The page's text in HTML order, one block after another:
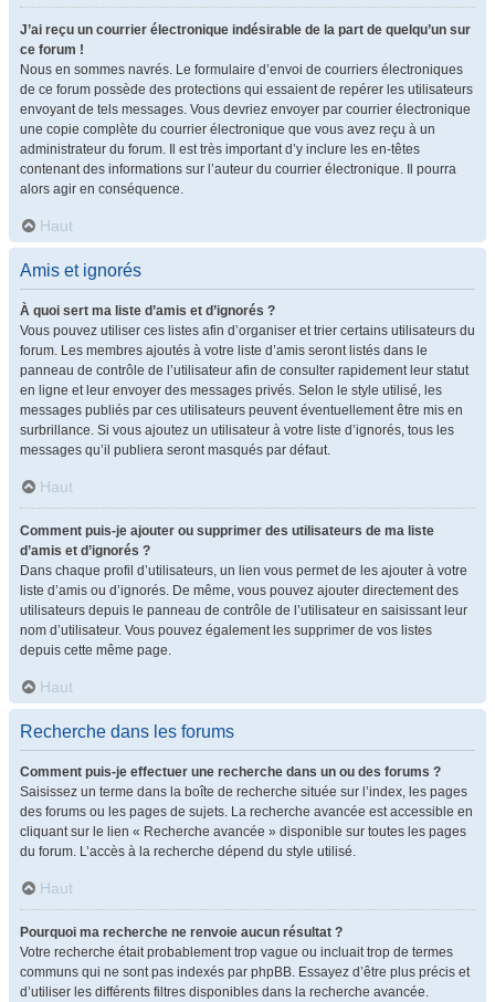
J’ai reçu un courrier électronique indésirable de la part de quelqu’un sur
ce forum !
Nous en sommes navrés. Le formulaire d’envoi de courriers électroniques
de ce forum possède des protections qui essaient de repérer les utilisateurs
envoyant de tels messages. Vous devriez envoyer par courrier électronique
une copie complète du courrier électronique que vous avez reçu à un
administrateur du forum. Il est très important d’y inclure les en-têtes
contenant des informations sur l’auteur du courrier électronique. Il pourra
alors agir en conséquence.
Haut
Amis et ignorés
À quoi sert ma liste d’amis et d’ignorés ?
Vous pouvez utiliser ces listes afin d’organiser et trier certains utilisateurs du
forum. Les membres ajoutés à votre liste d’amis seront listés dans le
panneau de contrôle de l’utilisateur afin de consulter rapidement leur statut
en ligne et leur envoyer des messages privés. Selon le style utilisé, les
messages publiés par ces utilisateurs peuvent éventuellement être mis en
surbrillance. Si vous ajoutez un utilisateur à votre liste d’ignorés, tous les
messages qu’il publiera seront masqués par défaut.
Haut
Comment puis-je ajouter ou supprimer des utilisateurs de ma liste
d’amis et d’ignorés ?
Dans chaque profil d’utilisateurs, un lien vous permet de les ajouter à votre
liste d’amis ou d’ignorés. De même, vous pouvez ajouter directement des
utilisateurs depuis le panneau de contrôle de l’utilisateur en saisissant leur
nom d’utilisateur. Vous pouvez également les supprimer de vos listes
depuis cette même page.
Haut
Recherche dans les forums
Comment puis-je effectuer une recherche dans un ou des forums ?
Saisissez un terme dans la boîte de recherche située sur l’index, les pages
des forums ou les pages de sujets. La recherche avancée est accessible en
cliquant sur le lien « Recherche avancée » disponible sur toutes les pages
du forum. L’accès à la recherche dépend du style utilisé.
Haut
Pourquoi ma recherche ne renvoie aucun résultat ?
Votre recherche était probablement trop vague ou incluait trop de termes
communs qui ne sont pas indexés par phpBB. Essayez d’être plus précis et
d’utiliser les différents filtres disponibles dans la recherche avancée.